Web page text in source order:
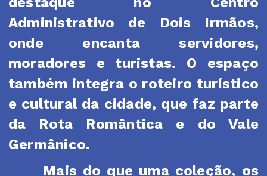
Administrativo de Dois Irmãos,
onde encanta servidores,
moradores e turistas. O espaço
também integra o roteiro turístico
e cultural da cidade, que faz parte
da Rota Romântica e do Vale
Germânico.
Mais do que uma coleção, os